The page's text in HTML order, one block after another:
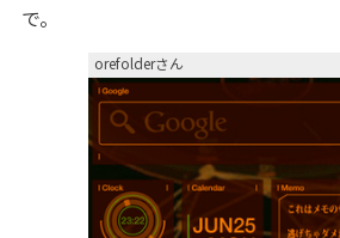
で。
orefolderさん